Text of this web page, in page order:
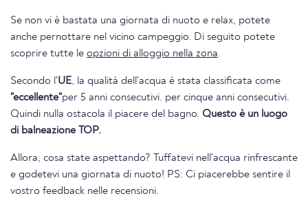
Se non vi è bastata una giornata di nuoto e relax, potete
anche pernottare nel vicino campeggio. Di seguito potete
scoprire tutte le opzioni di alloggio nella zona.
Secondo l'UE, la qualità dell'acqua è stata classificata come
"eccellente"per 5 anni consecutivi. per cinque anni consecutivi.
Quindi nulla ostacola il piacere del bagno. Questo è un luogo
di balneazione TOP.
Allora, cosa state aspettando? Tuffatevi nell'acqua rinfrescante
e godetevi una giornata di nuoto! PS: Ci piacerebbe sentire il
vostro feedback nelle recensioni.